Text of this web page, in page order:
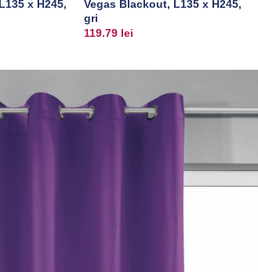
x H245,
Vegas Blackout, L135 x H245,
gri
119.79 lei